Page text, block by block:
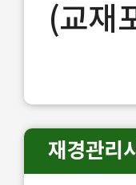
(교재
재경관리